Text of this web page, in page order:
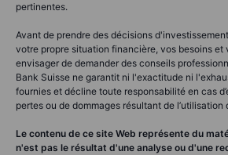
pertinentes.
Avant de prendre des décisions
votre propre situation financière, vos besoins et
envisager de demander des conseils
Bank Suisse ne garantit ni l'exactitude ni
fournies et décline toute responsabilité en cas
pertes ou de dommages résultant de
Le contenu de ce site Web représente du
n'est pas le résultat d'une analyse ou d'une